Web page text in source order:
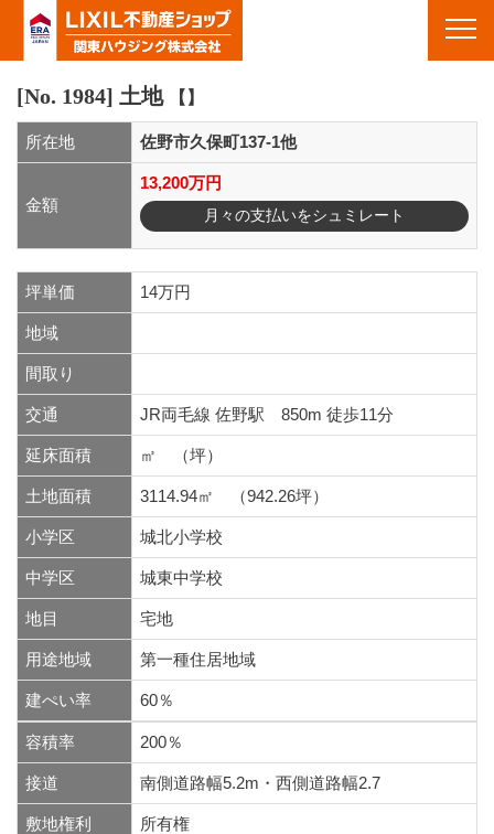
ウジング(株)
[No. 1984] 土地 【】
所在地 佐野市久保町137-1他
金額
13,200万円
月々の支払いをシュミレート
坪単価 14万円
地域
間取り
交通 JR両毛線 佐野駅 850m 徒歩11分
延床面積 ㎡ （坪）
土地面積 3114.94㎡ （942.26坪）
小学区 城北小学校
中学区 城東中学校
地目 宅地
用途地域 第一種住居地域
建ぺい率 60％
容積率 200％
接道 南側道路幅5.2m・西側道路幅2.7
敷地権利 所有権